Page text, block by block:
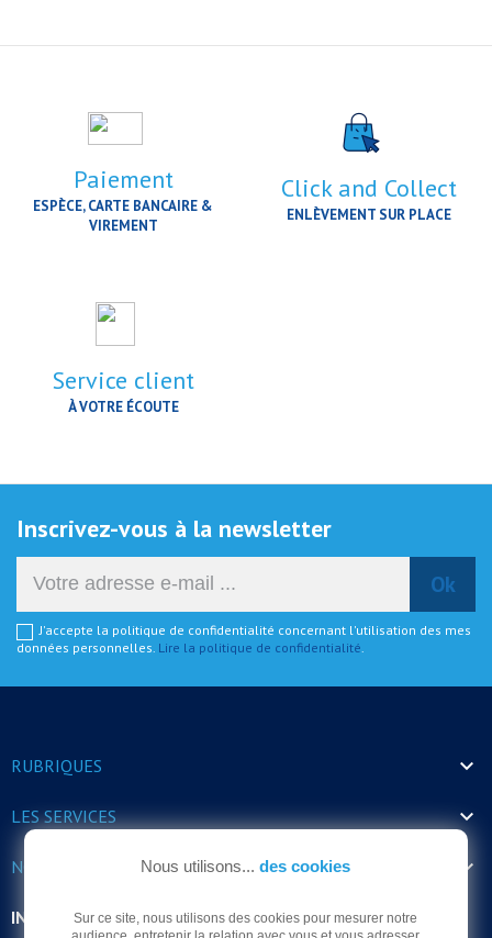
Paiement
ESPÈCE, CARTE BANCAIRE &
VIREMENT
Click and Collect
ENLÈVEMENT SUR PLACE
Service client
À VOTRE ÉCOUTE
Inscrivez-vous à la newsletter
J'accepte la politique de confidentialité concernant l'utilisation des mes
données personnelles. Lire la politique de confidentialité
RUBRIQUES 
LES SERVICES 
NOS HORAIRES 
INFORMATIONS
Nous utilisons... des cookies
Sur ce site, nous utilisons des cookies pour mesurer notre